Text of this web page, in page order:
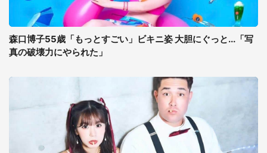
森口博子55歳「もっとすごい」ビキニ姿 大胆にぐっと...「写
真の破壊力にやられた」